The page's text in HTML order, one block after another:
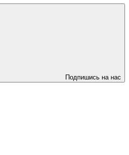
Подпишись на нас